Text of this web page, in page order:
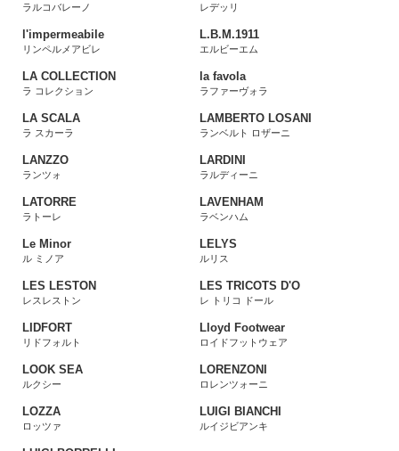
ラルコバレーノ レデッリ
l'impermeabile
リンペルメアビレ
L.B.M.1911
エルビーエム
LA COLLECTION
ラ コレクション
la favola
ラファーヴォラ
LA SCALA
ラ スカーラ
LAMBERTO LOSANI
ランベルト ロザーニ
LANZZO
ランツォ
LARDINI
ラルディーニ
LATORRE
ラトーレ
LAVENHAM
ラベンハム
Le Minor
ル ミノア
LELYS
ルリス
LES LESTON
レスレストン
LES TRICOTS D'O
レ トリコ ドール
LIDFORT
リドフォルト
Lloyd Footwear
ロイドフットウェア
LOOK SEA
ルクシー
LORENZONI
ロレンツォーニ
LOZZA
ロッツァ
LUIGI BIANCHI
ルイジビアンキ